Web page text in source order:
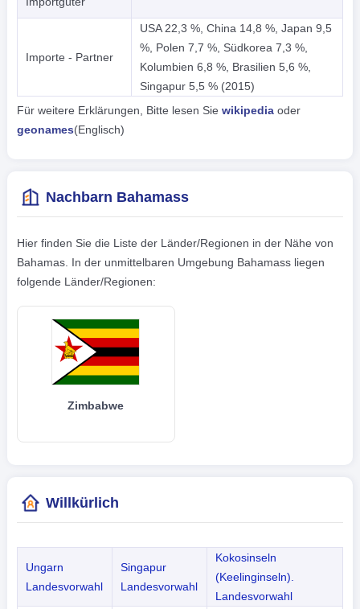
Importe - Partner
USA 22,3 %, China 14,8 %, Japan 9,5
%, Polen 7,7 %, Südkorea 7,3 %,
Kolumbien 6,8 %, Brasilien 5,6 %,
Singapur 5,5 % (2015)
Für weitere Erklärungen, Bitte lesen Sie wikipediaoder
geonames(Englisch)
Nachbarn Bahamass
Hier finden Sie die Liste der Länder/Regionen in der Nähe von
Bahamas. In der unmittelbaren Umgebung Bahamass liegen
folgende Länder/Regionen:
Zimbabwe
Willkürlich
Ungarn
Landesvorwahl
Singapur
Landesvorwahl
Kokosinseln
(Keelinginseln).
Landesvorwahl